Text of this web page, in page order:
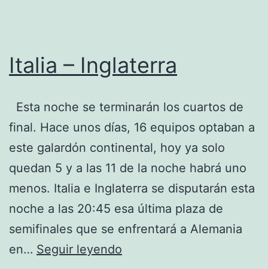
Italia – Inglaterra
Esta noche se terminarán los cuartos de
final. Hace unos días, 16 equipos optaban a
este galardón continental, hoy ya solo
quedan 5 y a las 11 de la noche habrá uno
menos. Italia e Inglaterra se disputarán esta
noche a las 20:45 esa última plaza de
semifinales que se enfrentará a Alemania
en… Seguir leyendo